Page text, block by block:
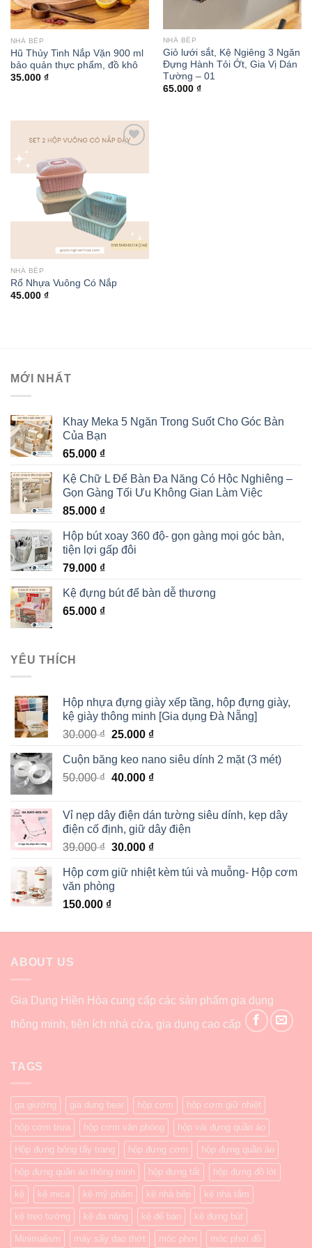
NHÀ BẾP
Hũ Thủy Tinh Nắp Vặn 900 ml
bảo quản thực phẩm, đồ khô
35.000 ₫
NHÀ BẾP
Giỏ lưới sắt, Kệ Ngiêng 3 Ngăn
Đựng Hành Tỏi Ớt, Gia Vị Dán
Tường – 01
65.000 ₫
NHÀ BẾP
Rổ Nhựa Vuông Có Nắp
45.000 ₫
MỚI NHẤT
Khay Meka 5 Ngăn Trong Suốt Cho Góc Bàn
Của Bạn
65.000 ₫
Kệ Chữ L Để Bàn Đa Năng Có Hộc Nghiêng –
Gọn Gàng Tối Ưu Không Gian Làm Việc
85.000 ₫
Hộp bút xoay 360 độ- gọn gàng mọi góc bàn,
tiện lợi gấp đôi
79.000 ₫
Kệ đựng bút để bàn dễ thương
65.000 ₫
YÊU THÍCH
Hộp nhựa đựng giày xếp tầng, hộp đựng giày,
kệ giày thông minh [Gia dụng Đà Nẵng]
30.000₫ 25.000 ₫
Cuộn băng keo nano siêu dính 2 mặt (3 mét)
50.000₫ 40.000 ₫
Vỉ nẹp dây điện dán tường siêu dính, kẹp dây
điện cố định, giữ dây điện
39.000₫ 30.000 ₫
Hộp cơm giữ nhiệt kèm túi và muỗng- Hộp cơm
văn phòng
150.000 ₫
ABOUT US
Gia Dụng Hiền Hòa cung cấp các sản phẩm gia dụng
thông minh, tiện ích nhà cửa, gia dụng cao cấp
TAGS
ga giường gia dụng bear hộp cơm hộp cơm giữ nhiệt
hộp cơm trưa hộp cơm văn phòng hộp vải đựng quần áo
Hộp đựng bông tẩy trang hộp đựng cơm hộp đựng quần áo
hộp đựng quần áo thông minh hộp đựng tất hộp đựng đồ lót
kệ kệ mica kệ mỹ phẩm kệ nhà bếp kệ nhà tắm
kệ treo tường kệ đa năng kệ để bàn kệ đựng bút
Minimalism máy sấy dao thớt móc phơi móc phơi đồ